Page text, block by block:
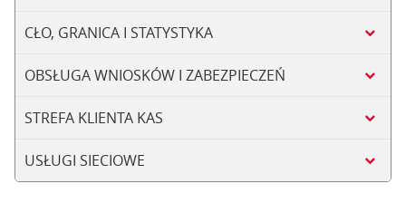
CŁO, GRANICA I STATYSTYKA
OBSŁUGA WNIOSKÓW I ZABEZPIECZEŃ
STREFA KLIENTA KAS
USŁUGI SIECIOWE